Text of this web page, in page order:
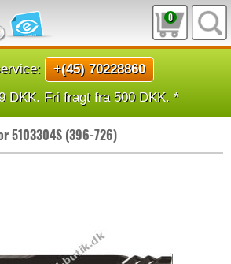
0
+(45) 70228860
DKK. Fri fragt fra 500 DKK. *
5103304S (396-726)